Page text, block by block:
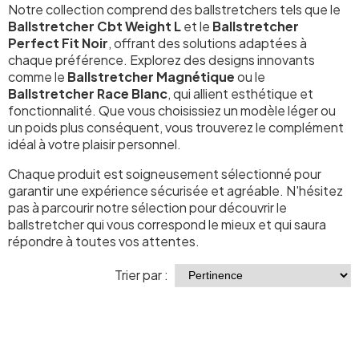
Notre collection comprend des ballstretchers tels que le
Ballstretcher Cbt Weight Let le Ballstretcher
Perfect Fit Noir, offrant des solutions adaptées à
chaque préférence. Explorez des designs innovants
comme le Ballstretcher Magnétiqueou le
Ballstretcher Race Blanc, qui allient esthétique et
fonctionnalité. Que vous choisissiez un modèle léger ou
un poids plus conséquent, vous trouverez le complément
idéal à votre plaisir personnel.
Chaque produit est soigneusement sélectionné pour
garantir une expérience sécurisée et agréable. N'hésitez
pas à parcourir notre sélection pour découvrir le
ballstretcher qui vous correspond le mieux et qui saura
répondre à toutes vos attentes.
Trier par :